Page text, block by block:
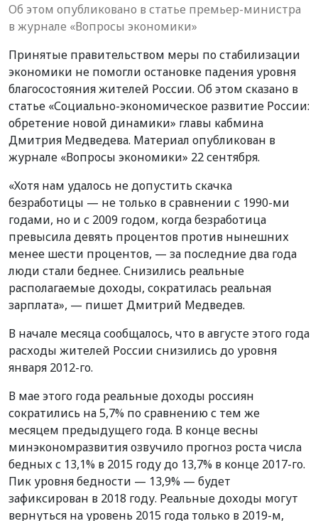
Об этом опубликовано в статье премьер-министра
в журнале «Вопросы экономики»
Принятые правительством меры по стабилизации
экономики не помогли остановке падения уровня
благосостояния жителей России. Об этом сказано в
статье «Социально-экономическое развитие России:
обретение новой динамики» главы кабмина
Дмитрия Медведева. Материал опубликован в
журнале «Вопросы экономики» 22 сентября.
«Хотя нам удалось не допустить скачка
безработицы — не только в сравнении с 1990-ми
годами, но и с 2009 годом, когда безработица
превысила девять процентов против нынешних
менее шести процентов, — за последние два года
люди стали беднее. Снизились реальные
располагаемые доходы, сократилась реальная
зарплата», — пишет Дмитрий Медведев.
В начале месяца сообщалось, что в августе этого года
расходы жителей России снизились до уровня
января 2012-го.
В мае этого года реальные доходы россиян
сократились на 5,7% по сравнению с тем же
месяцем предыдущего года. В конце весны
минэкономразвития озвучило прогноз роста числа
бедных с 13,1% в 2015 году до 13,7% в конце 2017-го.
Пик уровня бедности — 13,9% — будет
зафиксирован в 2018 году. Реальные доходы могут
вернуться на уровень 2015 года только в 2019-м,